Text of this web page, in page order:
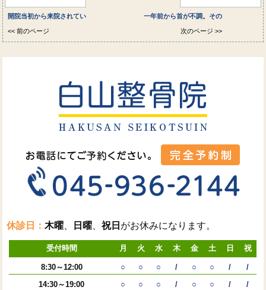
開院当初から来院されてい
<< 前のページ
一年前から首が不調。その
次のページ >>
休診日：木曜 日曜 、祝日 がお休みになります。
受付時間 月 火 水 木 金 土 日 祝
8:30～12:00 ○ ○ ○ / ○ ○ /
/
14:30～19:00
○ ○ ○ / ○ ○ / /